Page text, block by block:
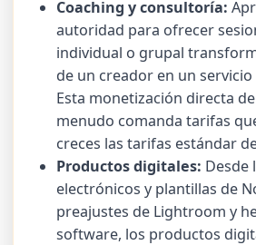
Coaching y consultoría:
autoridad para ofrecer
individual o grupal
de un creador en un servicio
Esta monetización directa
menudo comanda tarifas
creces las tarifas estándar
Productos digitales: Desde
electrónicos y plantillas de
preajustes de Lightroom y
software, los productos